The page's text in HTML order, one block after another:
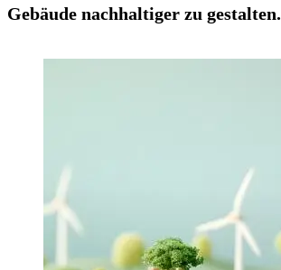
Gebäude nachhaltiger zu gestalten.